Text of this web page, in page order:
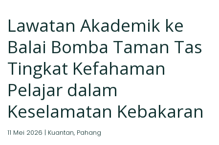
Lawatan Akademik ke
Balai Bomba Taman Tas
Tingkat Kefahaman
Pelajar dalam
Keselamatan Kebakaran
11 Mei 2026 | Kuantan, Pahang